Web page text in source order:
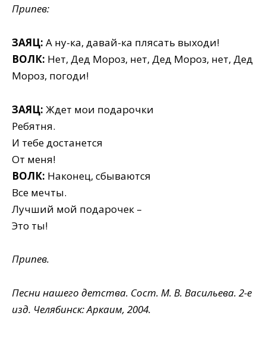
Припев:
ЗАЯЦ: А ну-ка, давай-ка плясать выходи!
ВОЛК: Нет, Дед Мороз, нет, Дед Мороз, нет, Дед
Мороз, погоди!
ЗАЯЦ: Ждет мои подарочки
Ребятня.
И тебе достанется
От меня!
ВОЛК: Наконец, сбываются
Все мечты.
Лучший мой подарочек –
Это ты!
Припев.
Песни нашего детства. Сост. М. В. Васильева. 2-е
изд. Челябинск: Аркаим, 2004.